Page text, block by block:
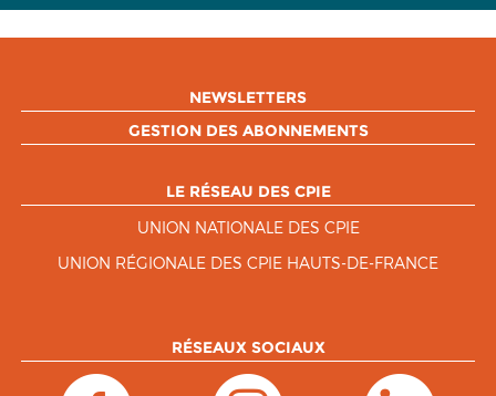
NEWSLETTERS
GESTION DES ABONNEMENTS
LE RÉSEAU DES CPIE
UNION NATIONALE DES CPIE
UNION RÉGIONALE DES CPIE HAUTS-DE-FRANCE
RÉSEAUX SOCIAUX